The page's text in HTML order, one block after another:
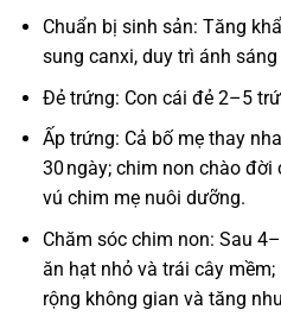
Chuẩn bị sinh sản: Tăng
sung canxi, duy trì ánh
Đẻ trứng: Con cái đẻ 2–5
Ấp trứng: Cả bố mẹ thay
30 ngày; chim non chào
vú chim mẹ nuôi dưỡng.
Chăm sóc chim non: Sau
ăn hạt nhỏ và trái cây
rộng không gian và tăng